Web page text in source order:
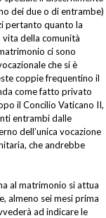
dei due o di entrambe)
pertanto quanto la
vita della comunità
ci sono
che si è
coppie frequentino il
come fatto privato
il Concilio Vaticano II,
entrambi dalle
dell’unica vocazione
che andrebbe
al matrimonio si attua
almeno sei mesi prima
ad indicare le